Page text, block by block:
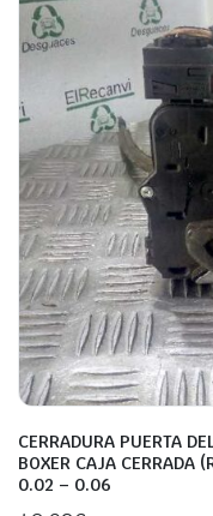
CERRADURA PUERTA
BOXER CAJA
0.02 – 0.06